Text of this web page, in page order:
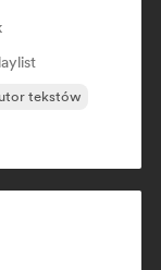
tekstów